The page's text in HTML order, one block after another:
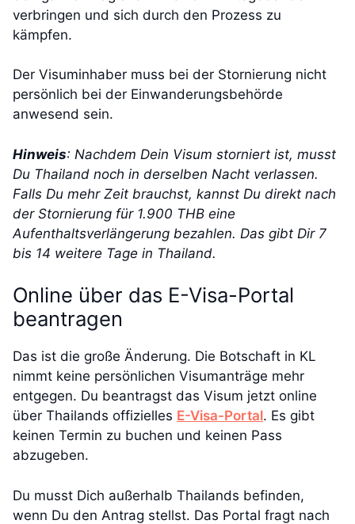
verbringen und sich durch den Prozess zu
kämpfen.
Der Visuminhaber muss bei der Stornierung nicht
persönlich bei der Einwanderungsbehörde
anwesend sein.
Hinweis: Nachdem Dein Visum storniert ist, musst
Du Thailand noch in derselben Nacht verlassen.
Falls Du mehr Zeit brauchst, kannst Du direkt nach
der Stornierung für 1.900 THB eine
Aufenthaltsverlängerung bezahlen. Das gibt Dir 7
bis 14 weitere Tage in Thailand.
Online über das E-Visa-Portal
beantragen
Das ist die große Änderung. Die Botschaft in KL
nimmt keine persönlichen Visumanträge mehr
entgegen. Du beantragst das Visum jetzt online
über Thailands offizielles E-Visa-Portal. Es gibt
keinen Termin zu buchen und keinen Pass
abzugeben.
Du musst Dich außerhalb Thailands befinden,
wenn Du den Antrag stellst. Das Portal fragt nach